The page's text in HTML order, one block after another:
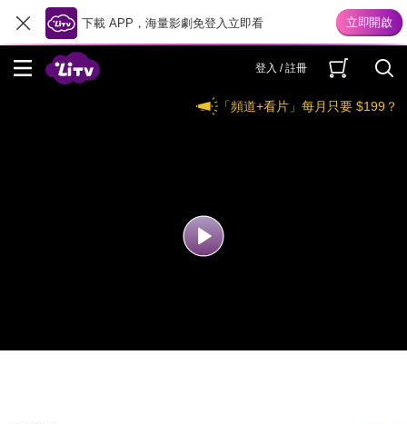
下載 APP，海量影劇免登入立即看
登入 / 註冊
「頻道+看片」每月只要 $199？